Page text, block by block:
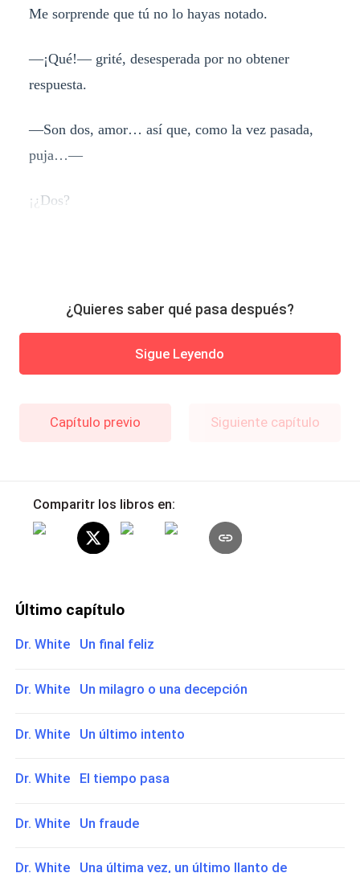
Me sorprende que tú no lo hayas notado.
—¡Qué!— grité, desesperada por no obtener
respuesta.
—Son dos, amor… así que, como la vez pasada,
puja…—
¡¿Dos?
¿Quieres saber qué pasa después?
Sigue Leyendo
Capítulo previo Siguiente capítulo
Comparitr los libros en:
Último capítulo
Dr. White Un final feliz
Dr. White Un milagro o una decepción
Dr. White Un último intento
Dr. White El tiempo pasa
Dr. White Un fraude
Dr. White Una última vez, un último llanto de